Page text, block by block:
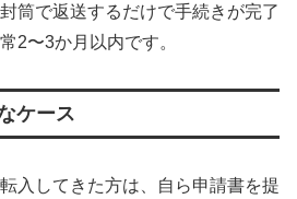
筒で返送するだけで手続きが完了
2〜3か月以内です。
ケース
入してきた方は、自ら申請書を提